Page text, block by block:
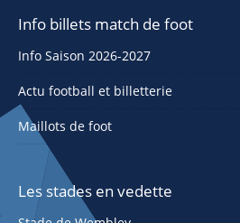
Info billets match de foot
Info Saison 2026-2027
Actu football et billetterie
Maillots de foot
Les stades en vedette